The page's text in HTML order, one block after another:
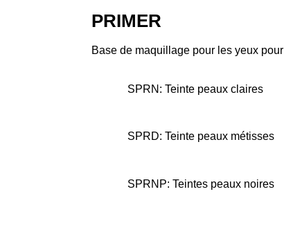
PRIMER
Base de maquillage pour les yeux pour
SPRN: Teinte peaux claires
SPRD: Teinte peaux métisses
SPRNP: Teintes peaux noires